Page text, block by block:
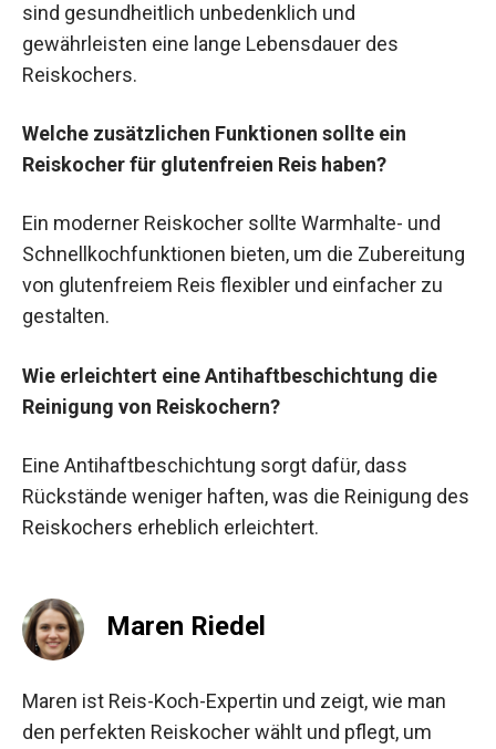
sind gesundheitlich unbedenklich und
gewährleisten eine lange Lebensdauer des
Reiskochers.
Welche zusätzlichen Funktionen sollte ein
Reiskocher für glutenfreien Reis haben?
Ein moderner Reiskocher sollte Warmhalte- und
Schnellkochfunktionen bieten, um die Zubereitung
von glutenfreiem Reis flexibler und einfacher zu
gestalten.
Wie erleichtert eine Antihaftbeschichtung die
Reinigung von Reiskochern?
Eine Antihaftbeschichtung sorgt dafür, dass
Rückstände weniger haften, was die Reinigung des
Reiskochers erheblich erleichtert.
Maren Riedel
Maren ist Reis-Koch-Expertin und zeigt, wie man
den perfekten Reiskocher wählt und pflegt, um